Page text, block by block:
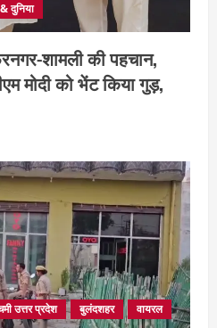
दुनिया
शामली की पहचान,
मोदी को भेंट किया गुड़,
उत्तर प्रदेश बुलंदशहर
वायरल